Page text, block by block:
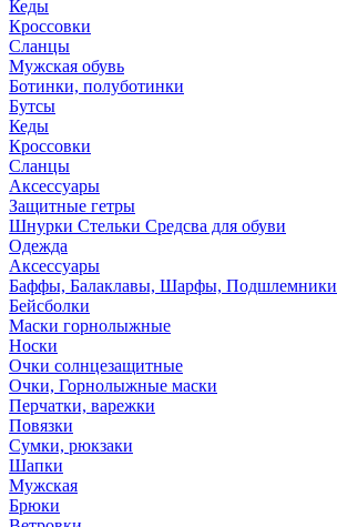
Кеды
Кроссовки
Сланцы
Мужская обувь
Ботинки, полуботинки
Бутсы
Кеды
Кроссовки
Сланцы
Аксессуары
Защитные гетры
Шнурки Стельки Средсва для обуви
Одежда
Аксессуары
Баффы, Балаклавы, Шарфы, Подшлемники
Бейсболки
Маски горнолыжные
Носки
Очки солнцезащитные
Очки, Горнолыжные маски
Перчатки, варежки
Повязки
Сумки, рюкзаки
Шапки
Мужская
Брюки